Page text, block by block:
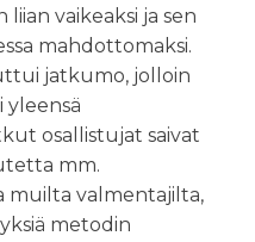
vaikeaksi ja sen
mahdottomaksi.
jatkumo, jolloin
yleensä
osallistujat saivat
mm.
muilta valmentajilta,
metodin